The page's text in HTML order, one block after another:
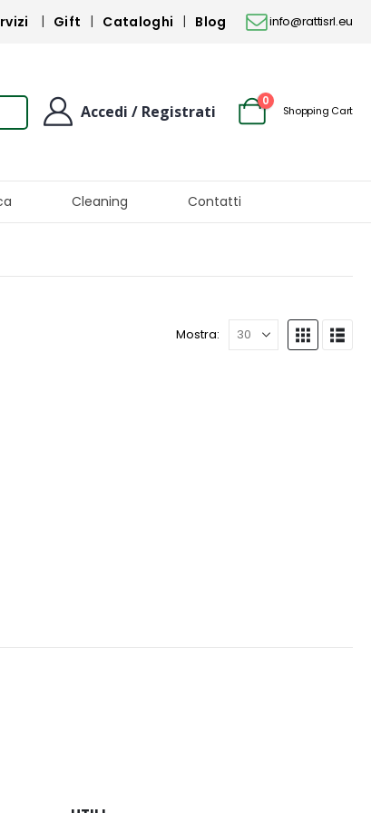
Gift Cataloghi Blog info@rattisrl.eu
Accedi / Registrati
0
Shopping Cart
Cleaning Contatti
Mostra: